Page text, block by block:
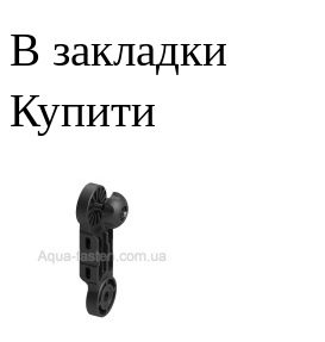
В закладки
Купити